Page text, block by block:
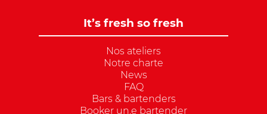
It’s fresh so fresh
Nos ateliers
Notre charte
News
FAQ
Bars & bartenders
Booker un.e bartender